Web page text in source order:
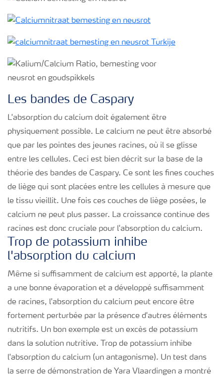
Les bandes de Caspary
L'absorption du calcium doit également être
physiquement possible. Le calcium ne peut être absorbé
que par les pointes des jeunes racines, où il se glisse
entre les cellules. Ceci est bien décrit sur la base de la
théorie des bandes de Caspary. Ce sont les fines couches
de liège qui sont placées entre les cellules à mesure que
le tissu vieillit. Une fois ces couches de liège posées, le
calcium ne peut plus passer. La croissance continue des
racines est donc cruciale pour l'absorption du calcium.
Trop de potassium inhibe
l'absorption du calcium
Même si suffisamment de calcium est apporté, la plante
a une bonne évaporation et a développé suffisamment
de racines, l'absorption du calcium peut encore être
fortement perturbée par la présence d'autres éléments
nutritifs. Un bon exemple est un excès de potassium
dans la solution nutritive. Trop de potassium inhibe
l'absorption du calcium (un antagonisme). Un test dans
la serre de démonstration de Yara Vlaardingen a montré